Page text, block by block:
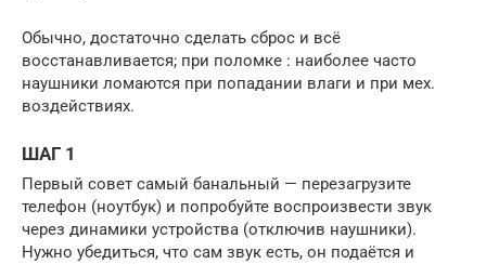
Обычно, достаточно сделать сброс и всё
восстанавливается; при поломке : наиболее часто
наушники ломаются при попадании влаги и при мех.
воздействиях.
ШАГ 1
Первый совет самый банальный — перезагрузите
телефон (ноутбук) и попробуйте воспроизвести звук
через динамики устройства (отключив наушники).
Нужно убедиться, что сам звук есть, он подаётся и